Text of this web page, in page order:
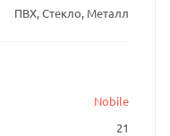
ПВХ, Стекло, Металл
Nobile
21